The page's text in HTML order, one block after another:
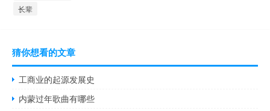
长辈
猜你想看的文章
工商业的起源发展史
内蒙过年歌曲有哪些